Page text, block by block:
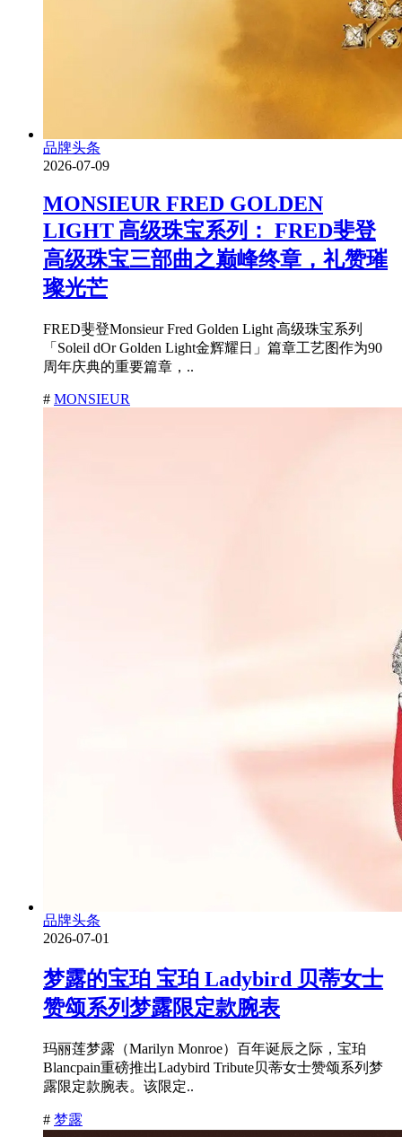
品牌头条
2026-07-09
MONSIEUR FRED GOLDEN
LIGHT 高级珠宝系列： FRED斐登
高级珠宝三部曲之巅峰终章，礼赞璀
璨光芒
FRED斐登Monsieur Fred Golden Light 高级珠宝系列
「Soleil dOr Golden Light金辉耀日」篇章工艺图作为90
周年庆典的重要篇章，..
# MONSIEUR
品牌头条
2026-07-01
梦露的宝珀 宝珀 Ladybird 贝蒂女士
赞颂系列梦露限定款腕表
玛丽莲梦露（Marilyn Monroe）百年诞辰之际，宝珀
Blancpain重磅推出Ladybird Tribute贝蒂女士赞颂系列梦
露限定款腕表。该限定..
# 梦露